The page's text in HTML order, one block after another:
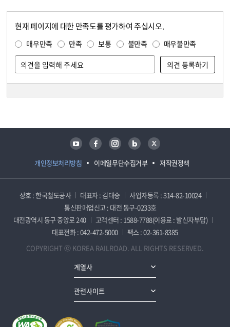
현재 페이지에 대한 만족도를 평가하여 주십시오.
매우만족 만족 보통 불만족 매우불만족
개인정보처리방침 이메일무단수집거부 저작권정책
유튜브 페이스북 인스타그램 블로그 트위터
상호 : 한국철도공사 대표자 : 김태승
사업자등록 : 314-82-10024
통신판매업신고 : 대전 동구-0233호
대전광역시 동구 중앙로 240
고객센터 : 1588-7788(이용료 : 발신자부담)
대표전화 : 042-472-5000
팩스 : 02-361-8385
COPYRIGHT ⓒ KOREA RAILROAD. ALL RIGHTS RESERVED.
계열사
관련사이트